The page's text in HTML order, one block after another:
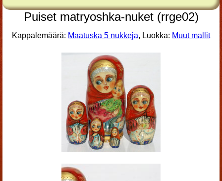
Puiset matryoshka-nuket (rrge02)
Kappalemäärä: Maatuska 5 nukkeja, Luokka: Muut mallit